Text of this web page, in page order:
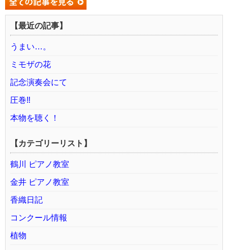
【最近の記事】
うまい…。
ミモザの花
記念演奏会にて
圧巻‼️
本物を聴く！
【カテゴリーリスト】
鶴川 ピアノ教室
金井 ピアノ教室
香織日記
コンクール情報
植物